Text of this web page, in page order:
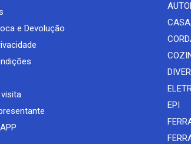
e Devolução
EPI